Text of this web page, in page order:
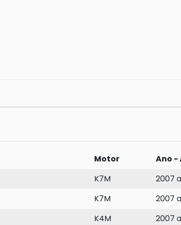
Motor
Ano -
K7M
2007
K7M
2007
K4M
2007